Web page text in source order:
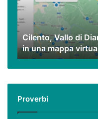
Alburni
(e
dintorni)
una
mappa
virtuale
nostri
video
Cilento, Vallo di
in una mappa
Proverbi